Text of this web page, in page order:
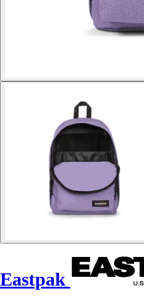
Eastpak